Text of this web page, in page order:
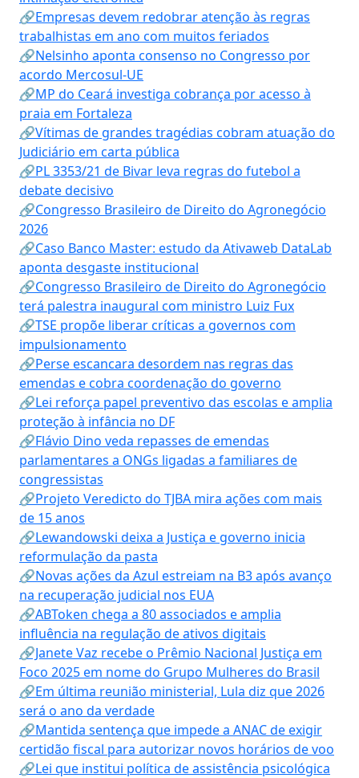
🔗Empresas devem redobrar atenção às regras
trabalhistas em ano com muitos feriados
🔗Nelsinho aponta consenso no Congresso por
acordo Mercosul-UE
🔗MP do Ceará investiga cobrança por acesso à
praia em Fortaleza
🔗Vítimas de grandes tragédias cobram atuação do
Judiciário em carta pública
🔗PL 3353/21 de Bivar leva regras do futebol a
debate decisivo
🔗Congresso Brasileiro de Direito do Agronegócio
2026
🔗Caso Banco Master: estudo da Ativaweb DataLab
aponta desgaste institucional
🔗Congresso Brasileiro de Direito do Agronegócio
terá palestra inaugural com ministro Luiz Fux
🔗TSE propõe liberar críticas a governos com
impulsionamento
🔗Perse escancara desordem nas regras das
emendas e cobra coordenação do governo
🔗Lei reforça papel preventivo das escolas e amplia
proteção à infância no DF
🔗Flávio Dino veda repasses de emendas
parlamentares a ONGs ligadas a familiares de
congressistas
🔗Projeto Veredicto do TJBA mira ações com mais
de 15 anos
🔗Lewandowski deixa a Justiça e governo inicia
reformulação da pasta
🔗Novas ações da Azul estreiam na B3 após avanço
na recuperação judicial nos EUA
🔗ABToken chega a 80 associados e amplia
influência na regulação de ativos digitais
🔗Janete Vaz recebe o Prêmio Nacional Justiça em
Foco 2025 em nome do Grupo Mulheres do Brasil
🔗Em última reunião ministerial, Lula diz que 2026
será o ano da verdade
🔗Mantida sentença que impede a ANAC de exigir
certidão fiscal para autorizar novos horários de voo
🔗Lei que institui política de assistência psicológica